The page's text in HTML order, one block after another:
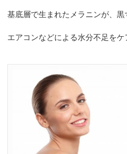
基底層で生まれたメラニンが、黒
エアコンなどによる水分不足をケ